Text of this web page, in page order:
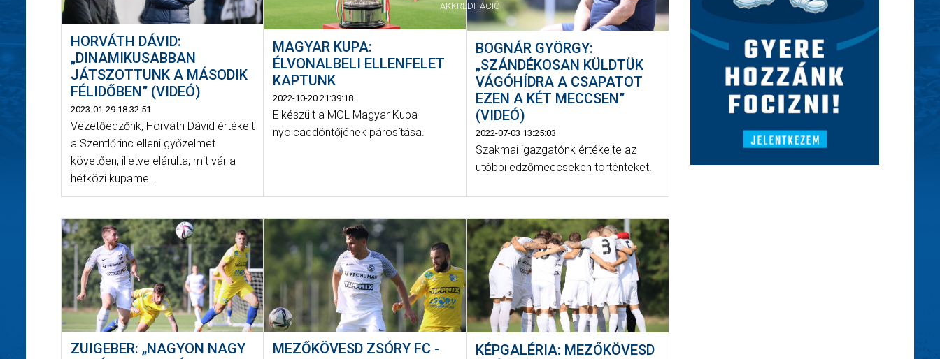
AKKREDITÁCIÓ
HORVÁTH DÁVID:
„DINAMIKUSABBAN
JÁTSZOTTUNK A MÁSODIK
FÉLIDŐBEN” (VIDEÓ)
2023-01-29 18:32:51
Vezetőedzőnk, Horváth Dávid értékelt
a Szentlőrinc elleni győzelmet
követően, illetve elárulta, mit vár a
hétközi kupame...
MAGYAR KUPA:
ÉLVONALBELI ELLENFELET
KAPTUNK
2022-10-20 21:39:18
Elkészült a MOL Magyar Kupa
nyolcaddöntőjének párosítása.
BOGNÁR GYÖRGY:
„SZÁNDÉKOSAN KÜLDTÜK
VÁGÓHÍDRA A CSAPATOT
EZEN A KÉT MECCSEN”
(VIDEÓ)
2022-07-03 13:25:03
Szakmai igazgatónk értékelte az
utóbbi edzőmeccseken történteket.
ZUIGEBER: „NAGYON NAGY
MEZŐKÖVESD ZSÓRY FC -
KÉPGALÉRIA: MEZŐKÖVESD